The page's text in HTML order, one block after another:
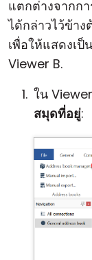
แตกต่างจากก
ได้กล่าวไว้ข้า
เพื่อให้แสดงเ
Viewer B.
ใน
สมุดที่อยู่: